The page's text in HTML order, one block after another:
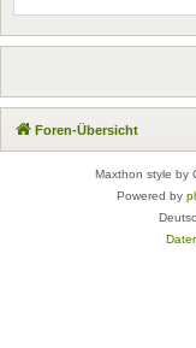
Foren-Übersicht
Maxthon style by
Powered by